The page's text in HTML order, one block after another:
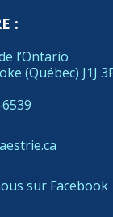
:
l’Ontario
(Québec) J1J
sur Facebook